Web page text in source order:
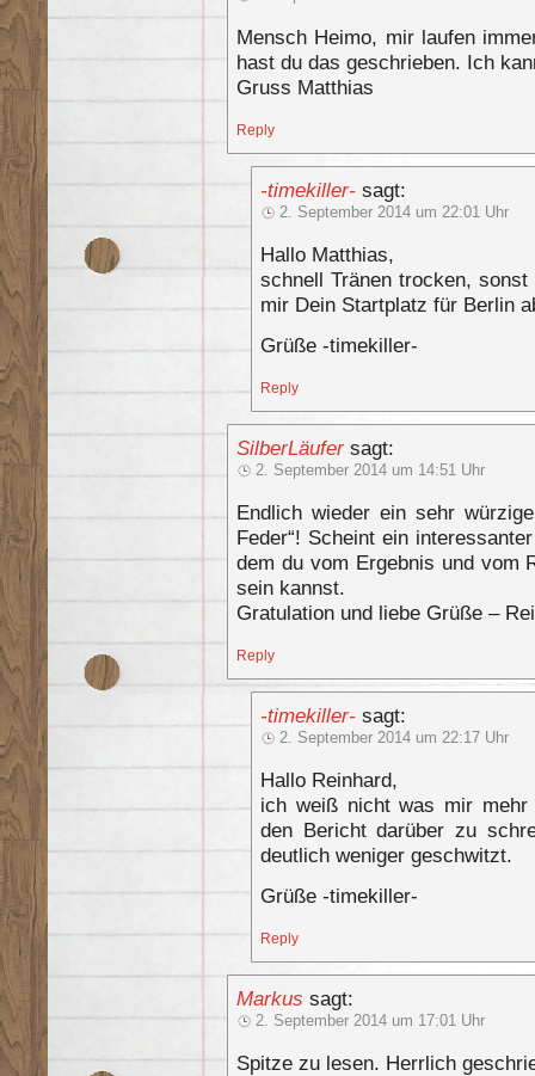
Mensch Heimo, mir laufen
hast du das geschrieben. Ich
Gruss Matthias
Reply
-timekiller- sagt:
2. September 2014 um 22:01 Uhr
Hallo Matthias,
schnell Tränen trocken,
mir Dein Startplatz für Berlin
Grüße -timekiller-
Reply
SilberLäufer sagt:
2. September 2014 um 14:51 Uhr
Endlich wieder ein sehr
Feder“! Scheint ein
dem du vom Ergebnis und vom
sein kannst.
Gratulation und liebe Grüße –
Reply
-timekiller- sagt:
2. September 2014 um 22:17 Uhr
Hallo Reinhard,
ich weiß nicht was mir
den Bericht darüber zu
deutlich weniger geschwitzt.
Grüße -timekiller-
Reply
Markus sagt:
2. September 2014 um 17:01 Uhr
Spitze zu lesen. Herrlich